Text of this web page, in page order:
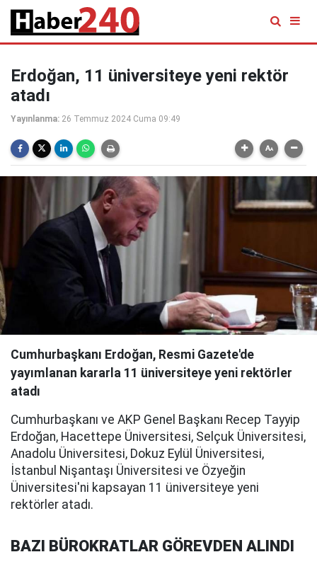
Erdoğan, 11 üniversiteye yeni rektör
atadı
Yayınlanma: 26 Temmuz 2024 Cuma 09:49
Cumhurbaşkanı Erdoğan, Resmi Gazete'de
yayımlanan kararla 11 üniversiteye yeni rektörler
atadı
Cumhurbaşkanı ve AKP Genel Başkanı Recep Tayyip
Erdoğan, Hacettepe Üniversitesi, Selçuk Üniversitesi,
Anadolu Üniversitesi, Dokuz Eylül Üniversitesi,
İstanbul Nişantaşı Üniversitesi ve Özyeğin
Üniversitesi'ni kapsayan 11 üniversiteye yeni
rektörler atadı.
BAZI BÜROKRATLAR GÖREVDEN ALINDI